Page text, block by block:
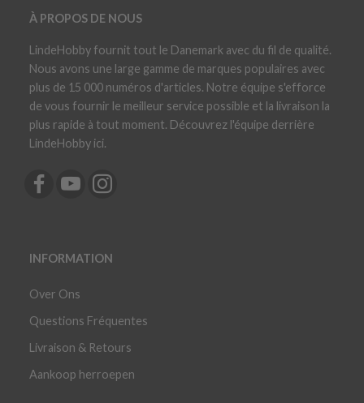
À PROPOS DE NOUS
LindeHobby fournit tout le Danemark avec du fil de qualité.
Nous avons une large gamme de marques populaires avec
plus de 15 000 numéros d'articles. Notre équipe s'efforce
de vous fournir le meilleur service possible et la livraison la
plus rapide à tout moment. Découvrez l'équipe derrière
LindeHobby ici.
INFORMATION
Over Ons
Questions Fréquentes
Livraison & Retours
Aankoop herroepen